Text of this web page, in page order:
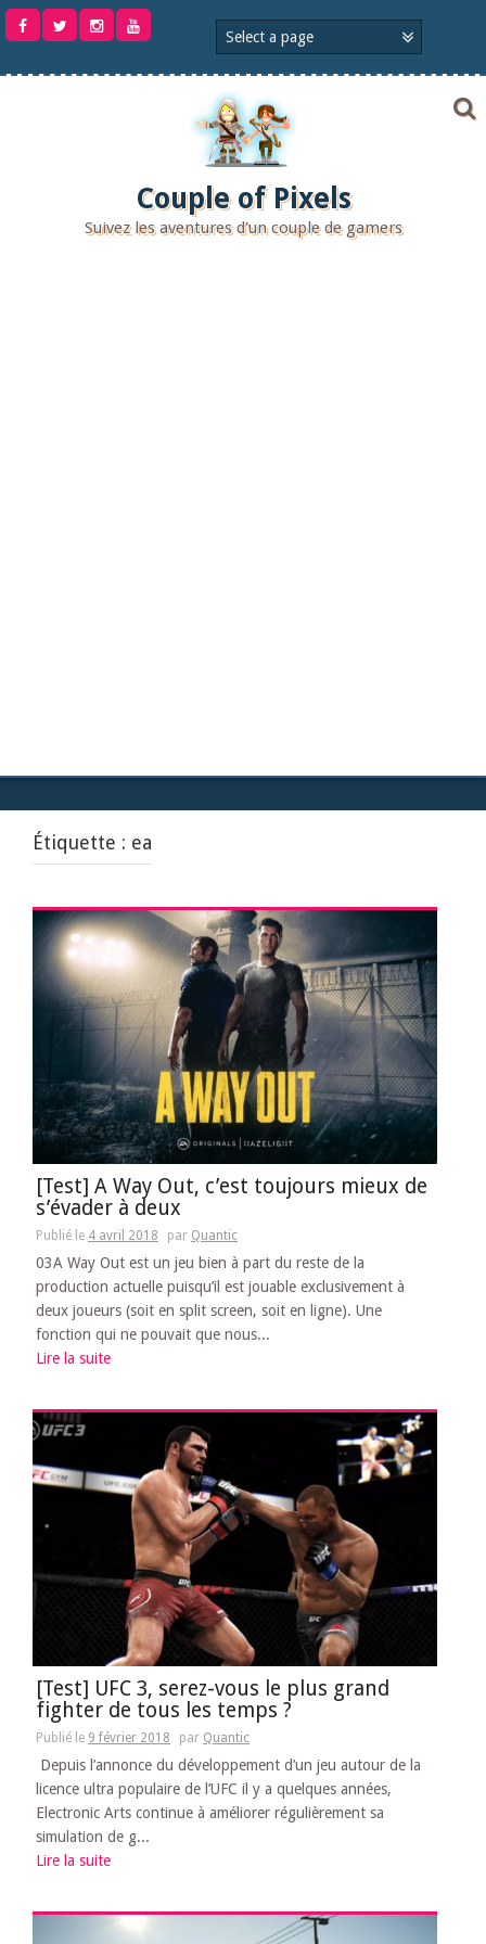
Aller
Couple of Pixels
Suivez les aventures d'un couple de gamers
Étiquette : ea
[Test] A Way Out, c’est toujours mieux de
s’évader à deux
Publié le 4 avril 2018 par Quantic
03A Way Out est un jeu bien à part du reste de la
production actuelle puisqu’il est jouable exclusivement à
deux joueurs (soit en split screen, soit en ligne). Une
fonction qui ne pouvait que nous...
Lire la suite
[Test] UFC 3, serez-vous le plus grand
fighter de tous les temps ?
Publié le 9 février 2018 par Quantic
Depuis l’annonce du développement d’un jeu autour de la
licence ultra populaire de l’UFC il y a quelques années,
Electronic Arts continue à améliorer régulièrement sa
simulation de g...
Lire la suite